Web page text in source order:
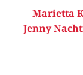
Marietta
Jenny